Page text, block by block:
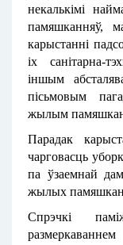
некалькімі
памяшканняў,
карыстанні
іх санітарна-
іншым
пісьмовым
жылым
Парадак
чарговасць
па ўзаемнай
жылых
Спрэчкі